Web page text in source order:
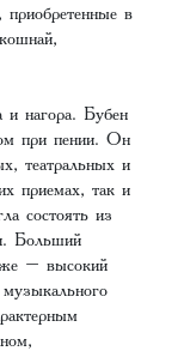
в
и нагора. Бубен
при пении. Он
театральных и
приемах, так и
состоять из
Больший
же – высокий